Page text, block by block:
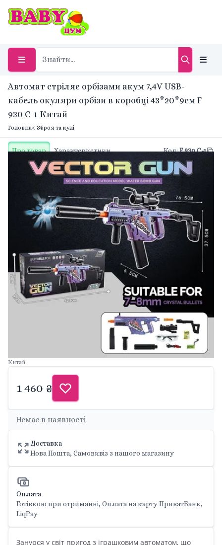
Автомат стріляє орбізами акум 7,4V USB-
кабель окуляри орбізи в коробці 43*20*9см F
930 C-1 Китай
Головна< Зброя та кулі
Про товар Характеристики Код:F 930 C-1
Китай
1 460 ₴
Немає в наявності
Доставка
Нова Пошта, Самовивіз з нашого магазину
Оплата
Готівкою при отриманні, Оплата на карту ПриватБанк,
LiqPay
Занурся у світ пригод з іграшковим автоматом, що